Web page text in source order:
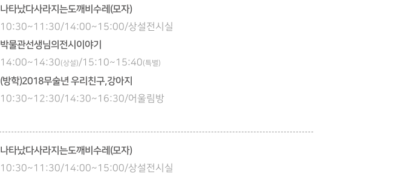
나타났다사라지는도깨비수레(모자)
10:30~11:30/14:00~15:00/상설전시실
박물관선생님의전시이야기
14:00~14:30(상설)/15:10~15:40(특별)
(방학)2018무술년 우리친구,강아지
10:30~12:30/14:30~16:30/어울림방
나타났다사라지는도깨비수레(모자)
10:30~11:30/14:00~15:00/상설전시실